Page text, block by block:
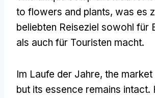
to flowers and plants, was es
beliebten Reiseziel sowohl für
als auch für Touristen macht.
Im Laufe der Jahre, the
but its essence remains intact.